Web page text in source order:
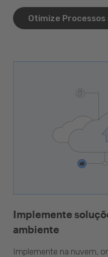
Otimize Processos
Implemente
ambiente
Implemente na nuvem,